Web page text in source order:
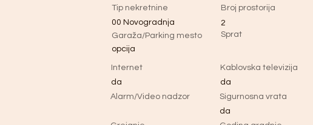
Tip nekretnine
00 Novogradnja
Garaža/Parking mesto
opcija
Internet
da
Alarm/Video nadzor
Broj prostorija
2
Sprat
Kablovska televizija
da
Sigurnosna vrata
da